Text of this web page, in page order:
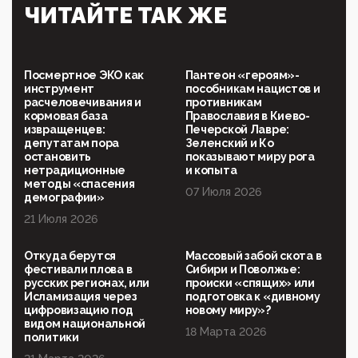
Симулякр патриотизма и благолепия:
профилактика негатива среди молодежи снова
120 лет парламентаризма: как институт
народовластия превратился в «чего изволите» для
Правительства и АП
06:29, 15 Апреля 2026
Социальный фонд России – пионер жесткого
внедрения цифроконцлагеря: работников СФР по
всей стране принуждают ставить MAX ID под
угрозой увольнения
10:02, 10 Апреля 2026
Президент РАН Красников о том, что родители в
ребенка:"...
09:07, 10 Апреля 2026
Ачто, так можно было?Стоило России хоть капельку
показать зубы, отправивроссийский фрегат
Адмир...
05:52, 10 Апреля 2026
ЧИТАЙТЕ ТАК ЖЕ
Посмертное ЭКО как
инструмент
расчеловечивания и
кормовая база
извращенцев:
депутатам пора
остановить
нетрадиционные
методы «спасения
демографии»
21 Июля 2026
Пантеон «героям»-
пособникам нацистов и
противникам
Православия в Киево-
Печерской Лавре:
Зеленский и Ко
показывают миру рога
и копыта
07 Июля 2026
Откуда берутся
фестивали плова в
русских регионах, или
Исламизация через
цифровизацию под
видом национальной
политики
Массовый забой скота в
Сибири и Поволжье:
происки «спящих» или
подготовка к «дивному
новому миру»?
18 Марта 2026